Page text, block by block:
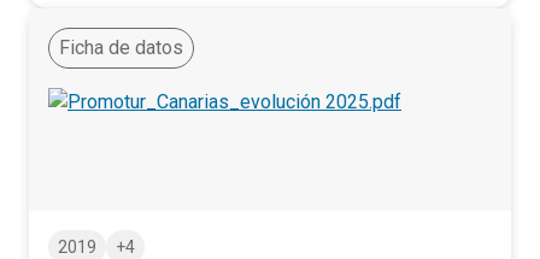
Ficha de datos
2019 +4